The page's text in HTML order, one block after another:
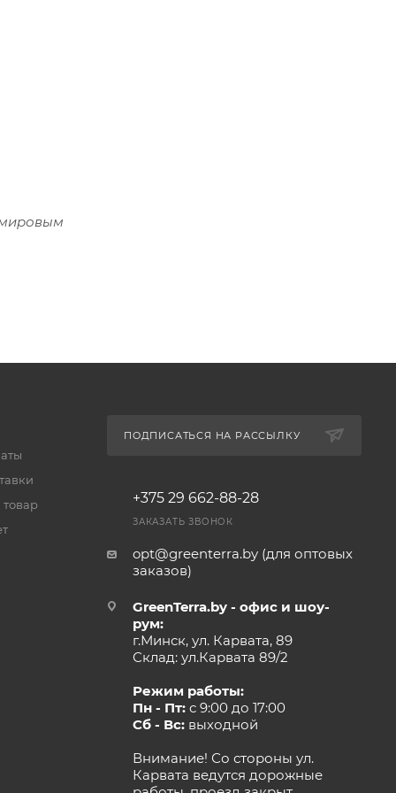
мировым
ПОДПИСАТЬСЯ НА РАССЫЛКУ
+375 29 662-88-28
ЗАКАЗАТЬ ЗВОНОК
opt@greenterra.by (для оптовых
заказов)
GreenTerra.by - офис и шоу-
рум:
г.Минск, ул. Карвата, 89
Склад: ул.Карвата 89/2
Режим работы:
Пн - Пт:с 9:00 до 17:00
Сб - Вс:выходной
Внимание! Со стороны ул.
Карвата ведутся дорожные